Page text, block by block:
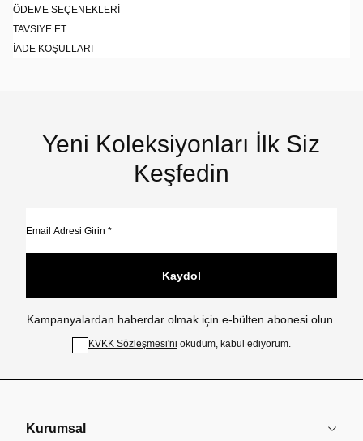
ÖDEME SEÇENEKLERI
TAVSIYE ET
İADE KOŞULLARI
Yeni Koleksiyonları İlk Siz
Keşfedin
Kaydol
Kampanyalardan haberdar olmak için e-bülten abonesi olun.
KVKK Sözleşmesi'ni okudum, kabul ediyorum.
Kurumsal